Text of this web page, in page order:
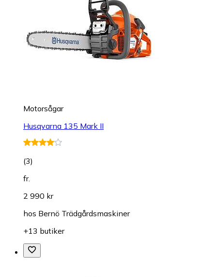
Motorsågar
Husqvarna 135 Mark II
(3)
fr.
2 990 kr
hos Bernö Trädgårdsmaskiner
+13 butiker